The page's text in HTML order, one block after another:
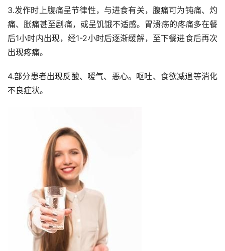
3.发作时上腹痛呈节律性，与进食有关，腹痛可为钝痛、灼
痛、胀痛甚至剧痛，或呈饥饿不适感。胃溃疡的疼痛多在餐
后1小时内出现，经1-2小时后逐渐缓解，至下餐进食后再次
出现疼痛。
4.部分患者出现反酸、嗳气、恶心。呕吐、食欲减退等消化
不良症状。